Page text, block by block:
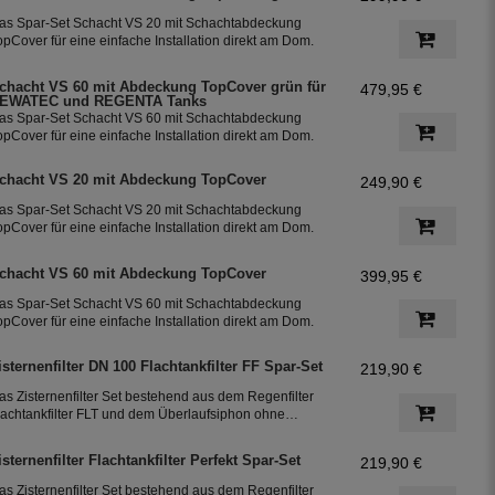
Spar-Set Schacht VS 20 mit Schachtabdeckung
für eine einfache Installation direkt am Dom.
VS 60 mit Abdeckung TopCover grün für
und REGENTA Tanks
Spar-Set Schacht VS 60 mit Schachtabdeckung
für eine einfache Installation direkt am Dom.
479,95 €
VS 20 mit Abdeckung TopCover
Spar-Set Schacht VS 20 mit Schachtabdeckung
für eine einfache Installation direkt am Dom.
249,90 €
VS 60 mit Abdeckung TopCover
Spar-Set Schacht VS 60 mit Schachtabdeckung
für eine einfache Installation direkt am Dom.
399,95 €
DN 100 Flachtankfilter FF Spar-Set
Zisternenfilter Set bestehend aus dem Regenfilter
FLT und dem Überlaufsiphon ohne
sich in bereits bestehenden Zisternen bzw. im
einfach nachrüsten.
219,90 €
Flachtankfilter Perfekt Spar-Set
Zisternenfilter Set bestehend aus dem Regenfilter
219,90 €